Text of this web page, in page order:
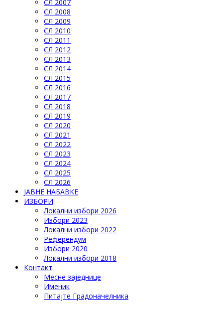
СЛ 2007
СЛ 2008
СЛ 2009
СЛ 2010
СЛ 2011
СЛ 2012
СЛ 2013
СЛ 2014
СЛ 2015
СЛ 2016
СЛ 2017
СЛ 2018
СЛ 2019
СЛ 2020
СЛ 2021
СЛ 2022
СЛ 2023
СЛ 2024
СЛ 2025
СЛ 2026
ЈАВНЕ НАБАВКЕ
ИЗБОРИ
Локални избори 2026
Избори 2023
Локални избори 2022
Референдум
Избори 2020
Локални избори 2018
Контакт
Месне заједнице
Именик
Питајте Градоначелника